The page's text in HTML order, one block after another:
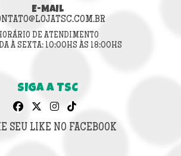
E-MAIL
DE ATENDIMENTO
À SEXTA: 10:00HS ÀS 18:00HS
SIGA A TSC
SEU LIKE NO FACEBOOK